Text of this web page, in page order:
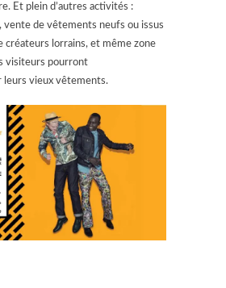
Et plein d’autres activités :
vente de vêtements neufs ou issus
créateurs lorrains, et même zone
visiteurs pourront
leurs vieux vêtements.